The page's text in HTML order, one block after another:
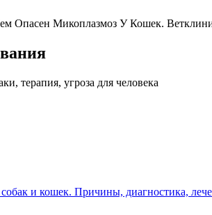
Опасен Микоплазмоз У Кошек.
терапия, угроза для человека
и кошек. Причины, диагностика,